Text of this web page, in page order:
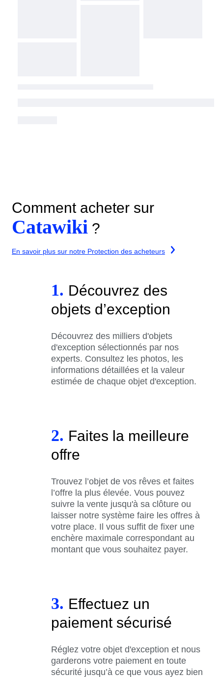
Comment acheter sur
Catawiki ?
En savoir plus sur notre Protection des acheteurs
1. Découvrez des
objets d’exception
Découvrez des milliers d'objets
d'exception sélectionnés par nos
experts. Consultez les photos, les
informations détaillées et la valeur
estimée de chaque objet d'exception.
2. Faites la meilleure
offre
Trouvez l’objet de vos rêves et faites
l’offre la plus élevée. Vous pouvez
suivre la vente jusqu'à sa clôture ou
laisser notre système faire les offres à
votre place. Il vous suffit de fixer une
enchère maximale correspondant au
montant que vous souhaitez payer.
3. Effectuez un
paiement sécurisé
Réglez votre objet d'exception et nous
garderons votre paiement en toute
sécurité jusqu’à ce que vous ayez bien